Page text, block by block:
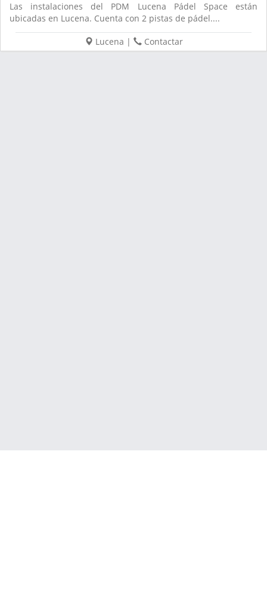
Las instalaciones del PDM Lucena Pádel Space están
ubicadas en Lucena. Cuenta con 2 pistas de pádel....
Lucena | Contactar